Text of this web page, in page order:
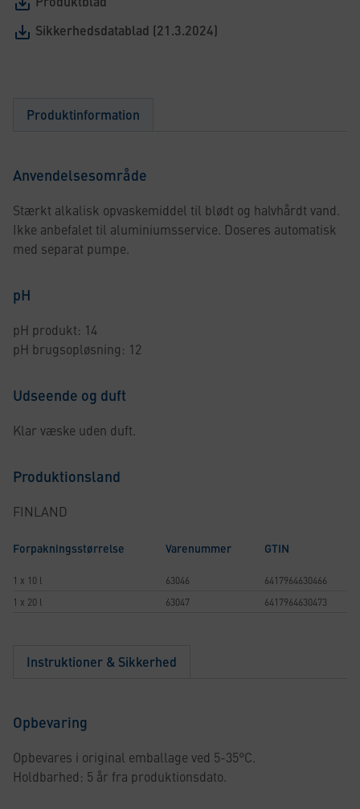
Sikkerhedsdatablad (21.3.2024)
Produktinformation
Anvendelsesområde
Stærkt alkalisk opvaskemiddel til blødt og halvhårdt vand.
Ikke anbefalet til aluminiumsservice. Doseres automatisk
med separat pumpe.
pH
pH produkt: 14
pH brugsopløsning: 12
Udseende og duft
Klar væske uden duft.
Produktionsland
FINLAND
Forpakningsstørrelse Varenummer GTIN
1 x 10 l 63046
6417964630466
1 x 20 l
63047 6417964630473
Instruktioner & Sikkerhed
Opbevaring
Opbevares i original emballage ved 5-35°C.
Holdbarhed: 5 år fra produktionsdato.